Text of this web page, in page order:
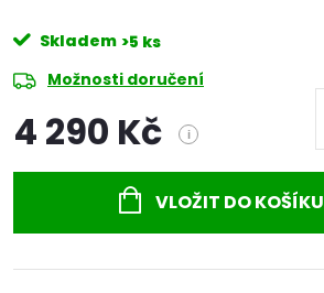
Skladem >5 ks
Možnosti doručení
4 290 Kč i
VLOŽIT DO KOŠÍKU